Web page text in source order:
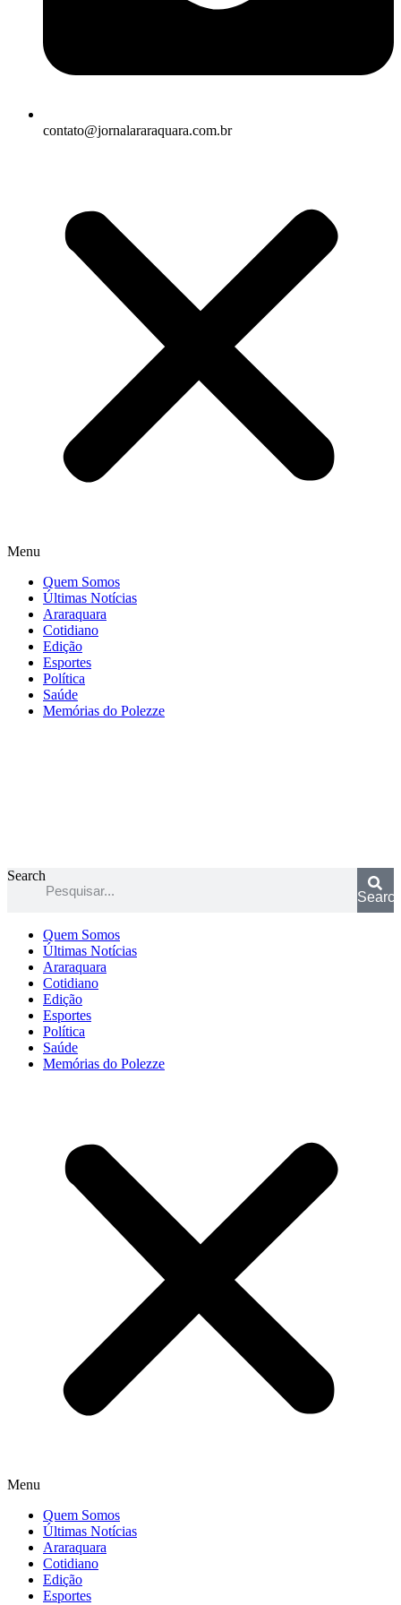
contato@jornalararaquara.com.br
Menu
Quem Somos
Últimas Notícias
Araraquara
Cotidiano
Edição
Esportes
Política
Saúde
Memórias do Polezze
Search
Quem Somos
Últimas Notícias
Araraquara
Cotidiano
Edição
Esportes
Política
Saúde
Memórias do Polezze
Menu
Quem Somos
Últimas Notícias
Araraquara
Cotidiano
Edição
Esportes